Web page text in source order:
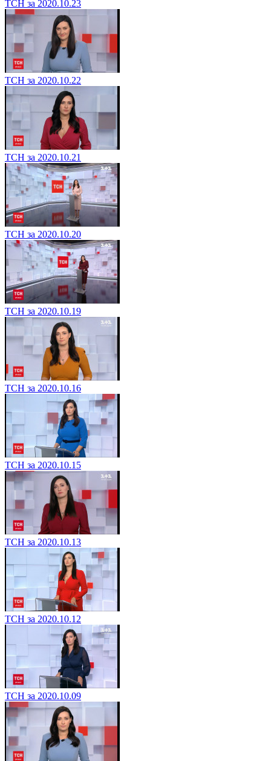
ТСН за 2020.10.23
ТСН за 2020.10.22
ТСН за 2020.10.21
ТСН за 2020.10.20
ТСН за 2020.10.19
ТСН за 2020.10.16
ТСН за 2020.10.15
ТСН за 2020.10.13
ТСН за 2020.10.12
ТСН за 2020.10.09